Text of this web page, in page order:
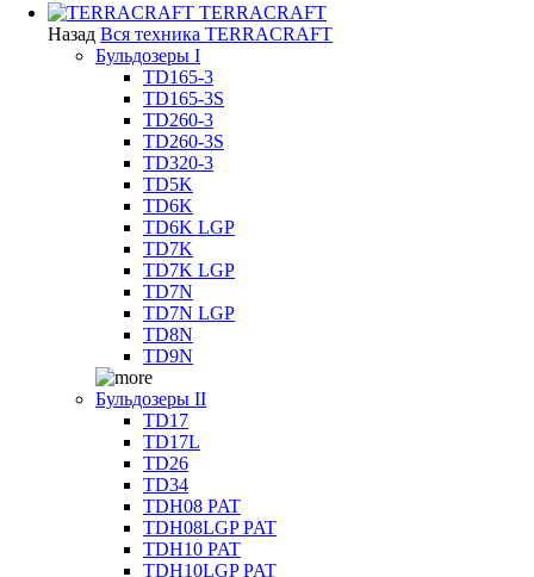
TERRACRAFT
Назад Вся техника TERRACRAFT
Бульдозеры I
TD165-3
TD165-3S
TD260-3
TD260-3S
TD320-3
TD5K
TD6K
TD6K LGP
TD7K
TD7K LGP
TD7N
TD7N LGP
TD8N
TD9N
Бульдозеры II
TD17
TD17L
TD26
TD34
TDH08 PAT
TDH08LGP PAT
TDH10 PAT
TDH10LGP PAT